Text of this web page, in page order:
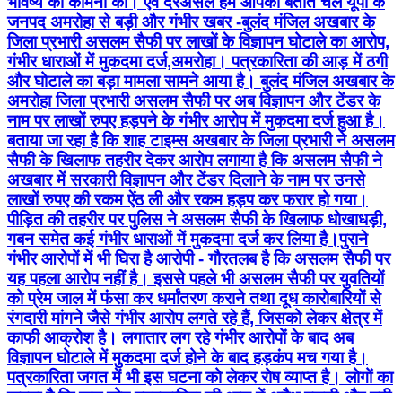
जनपद अमरोहा से बड़ी और गंभीर खबर -बुलंद मंजिल अखबार के
जिला प्रभारी असलम सैफी पर लाखों के विज्ञापन घोटाले का आरोप,
गंभीर धाराओं में मुकदमा दर्ज,अमरोहा। पत्रकारिता की आड़ में ठगी
और घोटाले का बड़ा मामला सामने आया है। बुलंद मंजिल अखबार के
अमरोहा जिला प्रभारी असलम सैफी पर अब विज्ञापन और टेंडर के
नाम पर लाखों रुपए हड़पने के गंभीर आरोप में मुकदमा दर्ज हुआ है।
बताया जा रहा है कि शाह टाइम्स अखबार के जिला प्रभारी ने असलम
सैफी के खिलाफ तहरीर देकर आरोप लगाया है कि असलम सैफी ने
अखबार में सरकारी विज्ञापन और टेंडर दिलाने के नाम पर उनसे
लाखों रुपए की रकम ऐंठ ली और रकम हड़प कर फरार हो गया।
पीड़ित की तहरीर पर पुलिस ने असलम सैफी के खिलाफ धोखाधड़ी,
गबन समेत कई गंभीर धाराओं में मुकदमा दर्ज कर लिया है।पुराने
गंभीर आरोपों में भी घिरा है आरोपी - गौरतलब है कि असलम सैफी पर
यह पहला आरोप नहीं है। इससे पहले भी असलम सैफी पर युवतियों
को प्रेम जाल में फंसा कर धर्मांतरण कराने तथा दूध कारोबारियों से
रंगदारी मांगने जैसे गंभीर आरोप लगते रहे हैं, जिसको लेकर क्षेत्र में
काफी आक्रोश है। लगातार लग रहे गंभीर आरोपों के बाद अब
विज्ञापन घोटाले में मुकदमा दर्ज होने के बाद हड़कंप मच गया है।
पत्रकारिता जगत में भी इस घटना को लेकर रोष व्याप्त है। लोगों का